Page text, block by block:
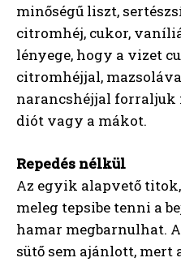
minőségű liszt,
citromhéj, cukor,
lényege, hogy a vizet
citromhéjjal,
narancshéjjal forraljuk
diót vagy a mákot.
Repedés nélkül
Az egyik alapvető
meleg tepsibe tenni a
hamar megbarnulhat.
sütő sem ajánlott,